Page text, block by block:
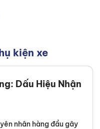
kiện xe
Dấu Hiệu Nhận
nhân hàng đầu gây